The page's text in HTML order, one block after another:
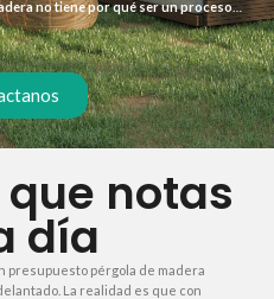
no tiene por qué ser un proceso
te ofrecemos un servicio claro
y sin sorpresas. Sabemos que
cada partida a tus necesidades
notas
día
pérgola de madera
La realidad es que con